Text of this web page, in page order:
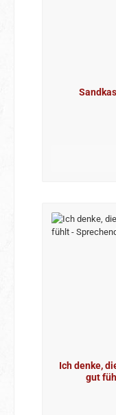
Ich denke,
gut